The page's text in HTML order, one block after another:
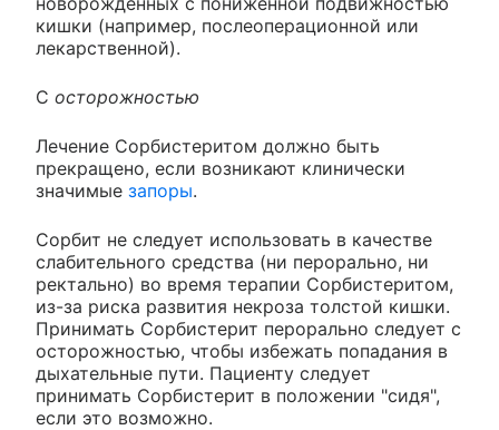
кишки (например, послеоперационной или
лекарственной).
С осторожностью
Лечение Сорбистеритом должно быть
прекращено, если возникают клинически
значимые запоры.
Сорбит не следует использовать в качестве
слабительного средства (ни перорально, ни
ректально) во время терапии Сорбистеритом,
из-за риска развития некроза толстой кишки.
Принимать Сорбистерит перорально следует с
осторожностью, чтобы избежать попадания в
дыхательные пути. Пациенту следует
принимать Сорбистерит в положении "сидя",
если это возможно.